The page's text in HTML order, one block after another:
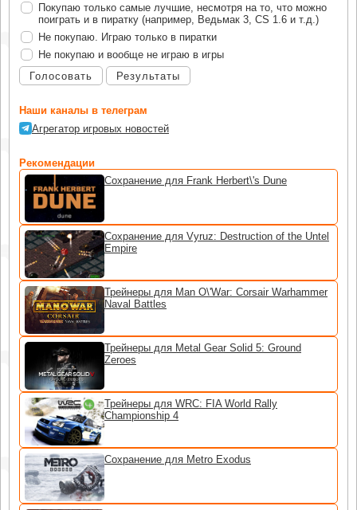
Покупаю только самые лучшие, несмотря на то, что можно
поиграть и в пиратку (например, Ведьмак 3, CS 1.6 и т.д.)
Не покупаю. Играю только в пиратки
Не покупаю и вообще не играю в игры
Голосовать
Результаты
Наши каналы в телеграм
Агрегатор игровых новостей
Рекомендации
Сохранение для Frank Herbert\'s Dune
Сохранение для Vyruz: Destruction of the Untel
Empire
Трейнеры для Man O\'War: Corsair Warhammer
Naval Battles
Трейнеры для Metal Gear Solid 5: Ground
Zeroes
Трейнеры для WRC: FIA World Rally
Championship 4
Сохранение для Metro Exodus